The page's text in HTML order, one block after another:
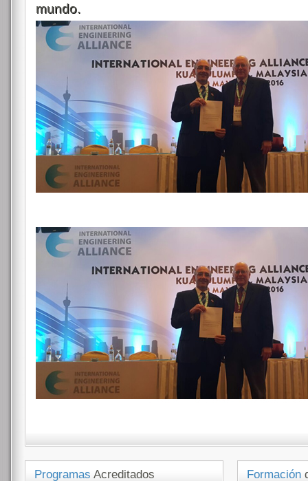
mundo.
Programas Acreditados Formación